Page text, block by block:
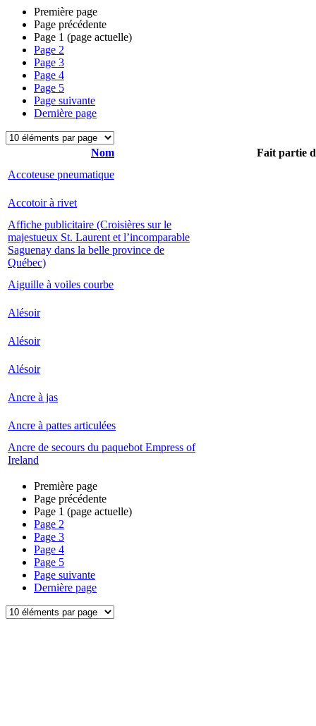
Première page
Page précédente
Page 1 (page actuelle)
Page 2
Page 3
Page 4
Page 5
Page suivante
Dernière page
Nom
Fait partie
Accoteuse pneumatique
Accotoir à rivet
Affiche publicitaire (Croisières sur le
majestueux St. Laurent et l’incomparable
Saguenay dans la belle province de
Québec)
Aiguille à voiles courbe
Alésoir
Alésoir
Alésoir
Ancre à jas
Ancre à pattes articulées
Ancre de secours du paquebot Empress of
Ireland
Première page
Page précédente
Page 1 (page actuelle)
Page 2
Page 3
Page 4
Page 5
Page suivante
Dernière page